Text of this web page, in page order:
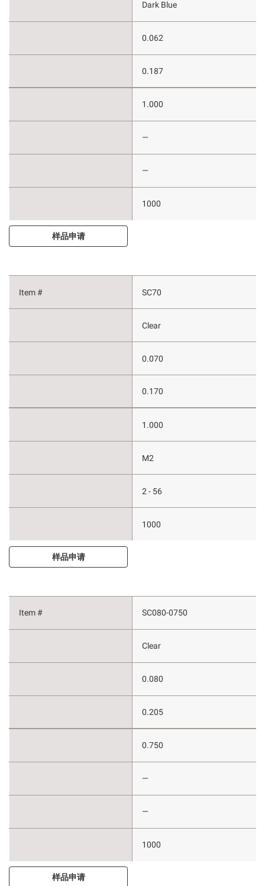
Dark Blue
0.062
0.187
1.000
—
—
1000
样品申请
SC70
Clear
0.070
0.170
1.000
M2
2 - 56
1000
样品申请
SC080-0750
Clear
0.080
0.205
0.750
—
—
1000
样品申请